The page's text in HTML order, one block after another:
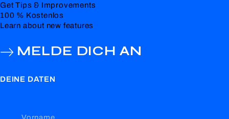
Get Tips & Improvements
100 % Kostenlos
Learn about new features
MELDE DICH AN
DEINE DATEN